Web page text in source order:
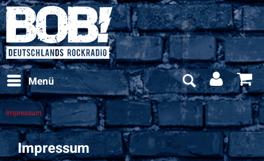
Menü
Impressum
Impressum